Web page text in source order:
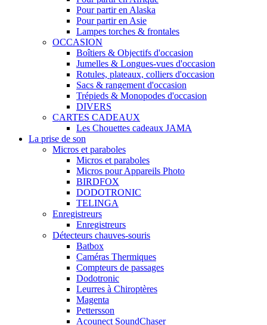
Pour partir en Alaska
Pour partir en Asie
Lampes torches & frontales
OCCASION
Boîtiers & Objectifs d'occasion
Jumelles & Longues-vues d'occasion
Rotules, plateaux, colliers d'occasion
Sacs & rangement d'occasion
Trépieds & Monopodes d'occasion
DIVERS
CARTES CADEAUX
Les Chouettes cadeaux JAMA
La prise de son
Micros et paraboles
Micros et paraboles
Micros pour Appareils Photo
BIRDFOX
DODOTRONIC
TELINGA
Enregistreurs
Enregistreurs
Détecteurs chauves-souris
Batbox
Caméras Thermiques
Compteurs de passages
Dodotronic
Leurres à Chiroptères
Magenta
Pettersson
Acounect SoundChaser